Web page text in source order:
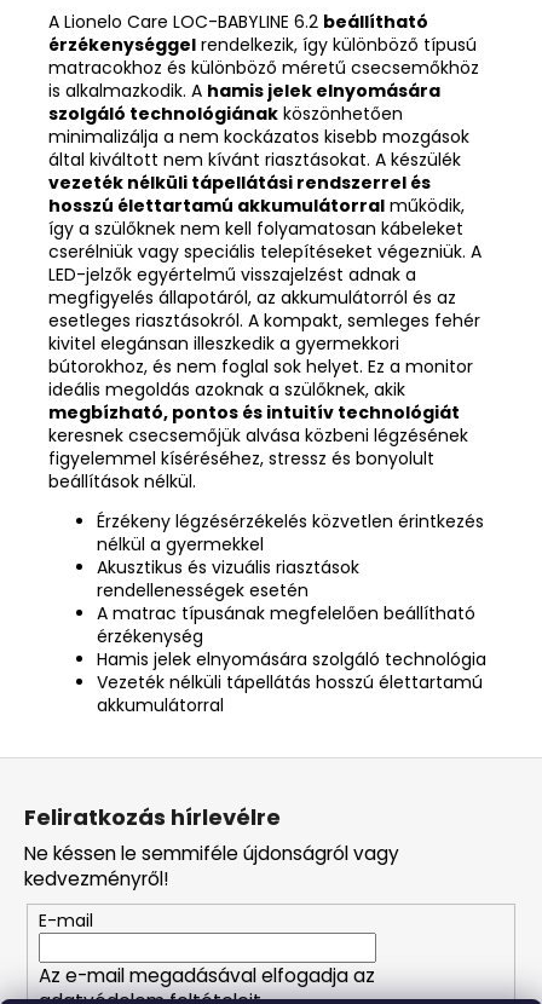
A Lionelo Care LOC-BABYLINE 6.2 beállítható
érzékenységgel rendelkezik, így különböző típusú
matracokhoz és különböző méretű csecsemőkhöz
is alkalmazkodik. A hamis jelek elnyomására
szolgáló technológiának köszönhetően
minimalizálja a nem kockázatos kisebb mozgások
által kiváltott nem kívánt riasztásokat. A készülék
vezeték nélküli tápellátási rendszerrel és
hosszú élettartamú akkumulátorral működik,
így a szülőknek nem kell folyamatosan kábeleket
cserélniük vagy speciális telepítéseket végezniük. A
LED-jelzők egyértelmű visszajelzést adnak a
megfigyelés állapotáról, az akkumulátorról és az
esetleges riasztásokról. A kompakt, semleges fehér
kivitel elegánsan illeszkedik a gyermekkori
bútorokhoz, és nem foglal sok helyet. Ez a monitor
ideális megoldás azoknak a szülőknek, akik
megbízható, pontos és intuitív technológiát
keresnek csecsemőjük alvása közbeni légzésének
figyelemmel kíséréséhez, stressz és bonyolult
beállítások nélkül.
Érzékeny légzésérzékelés közvetlen érintkezés
nélkül a gyermekkel
Akusztikus és vizuális riasztások
rendellenességek esetén
A matrac típusának megfelelően beállítható
érzékenység
Hamis jelek elnyomására szolgáló technológia
Vezeték nélküli tápellátás hosszú élettartamú
akkumulátorral
L
Feliratkozás hírlevélre
Ne késsen le semmiféle újdonságról vagy
kedvezményről!
E-mail
Az e-mail megadásával elfogadja az